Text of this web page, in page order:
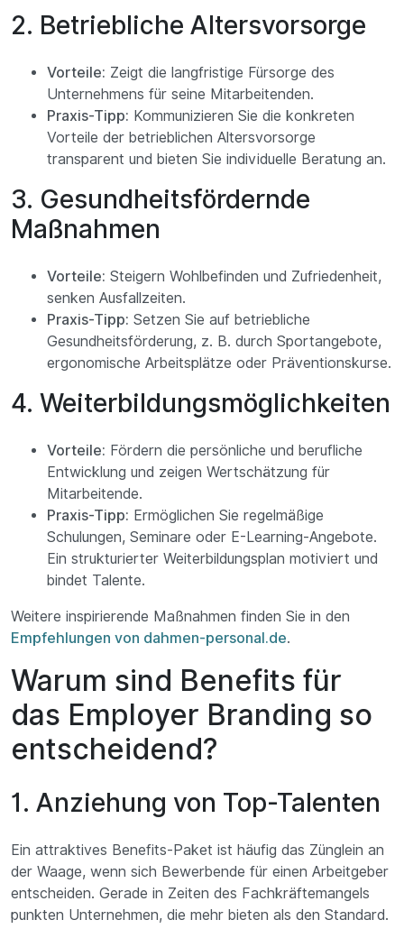
2. Betriebliche Altersvorsorge
Vorteile: Zeigt die langfristige Fürsorge des
Unternehmens für seine Mitarbeitenden.
Praxis-Tipp: Kommunizieren Sie die konkreten
Vorteile der betrieblichen Altersvorsorge
transparent und bieten Sie individuelle Beratung an.
3. Gesundheitsfördernde
Maßnahmen
Vorteile: Steigern Wohlbefinden und Zufriedenheit,
senken Ausfallzeiten.
Praxis-Tipp: Setzen Sie auf betriebliche
Gesundheitsförderung, z. B. durch Sportangebote,
ergonomische Arbeitsplätze oder Präventionskurse.
4. Weiterbildungsmöglichkeiten
Vorteile: Fördern die persönliche und berufliche
Entwicklung und zeigen Wertschätzung für
Mitarbeitende.
Praxis-Tipp: Ermöglichen Sie regelmäßige
Schulungen, Seminare oder E-Learning-Angebote.
Ein strukturierter Weiterbildungsplan motiviert und
bindet Talente.
Weitere inspirierende Maßnahmen finden Sie in den
Empfehlungen von dahmen-personal.de.
Warum sind Benefits für
das Employer Branding so
entscheidend?
1. Anziehung von Top-Talenten
Ein attraktives Benefits-Paket ist häufig das Zünglein an
der Waage, wenn sich Bewerbende für einen Arbeitgeber
entscheiden. Gerade in Zeiten des Fachkräftemangels
punkten Unternehmen, die mehr bieten als den Standard.